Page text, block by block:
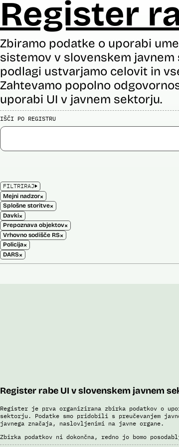
Register
Zbiramo podatke o uporabi
sistemov v slovenskem
podlagi ustvarjamo celovit in
Zahtevamo popolno
uporabi UI v javnem sektorju.
IŠČI PO REGISTRU
FILTRIRAJ
Mejni nadzor×
Splošne storitve×
Davki×
Prepoznava objektov×
Vrhovno sodišče RS×
Policija×
DARS×
Register rabe UI v slovenskem javnem
Register je prva organizirana zbirka podatkov o
sektorju. Podatke smo pridobili s preučevanjem
javnega značaja, naslovljenimi na javne organe.
Zbirka podatkov ni dokončna, redno jo bomo